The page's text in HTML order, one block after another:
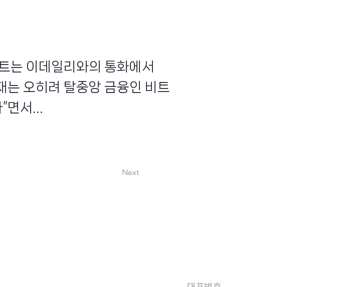
는 이데일리와의 통화에서
는 오히려 탈중앙 금융인 비트
면서...
Next